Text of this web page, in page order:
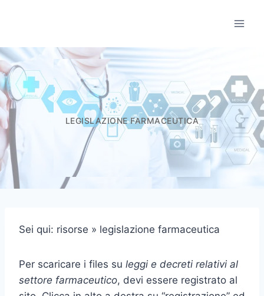
Informatori
LEGISLAZIONE FARMACEUTICA
Sei qui: risorse » legislazione farmaceutica
Per scaricare i files su leggi e decreti relativi al
settore farmaceutico, devi essere registrato al